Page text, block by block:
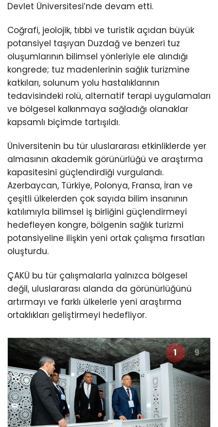
Devlet Üniversitesi’nde devam etti.
Coğrafi, jeolojik, tıbbi ve turistik açıdan büyük
potansiyel taşıyan Duzdağ ve benzeri tuz
oluşumlarının bilimsel yönleriyle ele alındığı
kongrede; tuz madenlerinin sağlık turizmine
katkıları, solunum yolu hastalıklarının
tedavisindeki rolü, alternatif terapi uygulamaları
ve bölgesel kalkınmaya sağladığı olanaklar
kapsamlı biçimde tartışıldı.
Üniversitenin bu tür uluslararası etkinliklerde yer
almasının akademik görünürlüğü ve araştırma
kapasitesini güçlendirdiği vurgulandı.
Azerbaycan, Türkiye, Polonya, Fransa, İran ve
çeşitli ülkelerden çok sayıda bilim insanının
katılımıyla bilimsel iş birliğini güçlendirmeyi
hedefleyen kongre, bölgenin sağlık turizmi
potansiyeline ilişkin yeni ortak çalışma fırsatları
oluşturdu.
ÇAKÜ bu tür çalışmalarla yalnızca bölgesel
değil, uluslararası alanda da görünürlüğünü
artırmayı ve farklı ülkelerle yeni araştırma
ortaklıkları geliştirmeyi hedefliyor.
1 9